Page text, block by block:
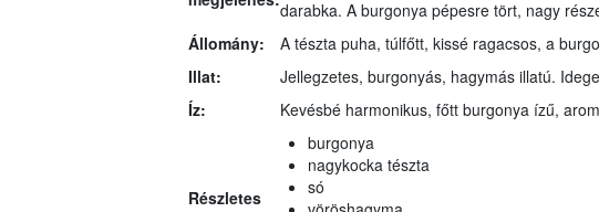
darabka. A burgonya pépesre tört, nagy
Állomány:
A tészta puha, túlfőtt, kissé ragacsos, a
Illat:
Jellegzetes, burgonyás, hagymás illatú.
Íz:
Kevésbé harmonikus, főtt burgonya ízű,
Részletes
burgonya
nagykocka tészta
só